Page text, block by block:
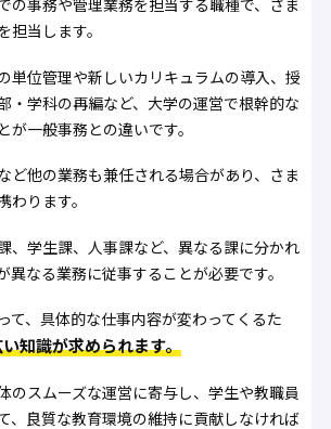
の事務や管理業務を担当する職種で、さま
担当します。
単位管理や新しいカリキュラムの導入、授
・学科の再編など、大学の運営で根幹的な
が一般事務との違いです。
ど他の業務も兼任される場合があり、さま
わります。
、学生課、人事課など、異なる課に分かれ
異なる業務に従事することが必要です。
て、具体的な仕事内容が変わってくるた
知識が求められます。
のスムーズな運営に寄与し、学生や教職員
、良質な教育環境の維持に貢献しなければ